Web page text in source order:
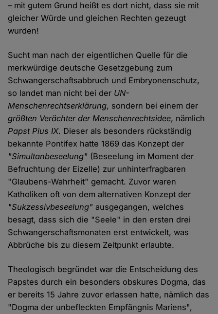
– mit gutem Grund heißt es dort nicht, dass sie mit
gleicher Würde und gleichen Rechten gezeugt
wurden!
Sucht man nach der eigentlichen Quelle für die
merkwürdige deutsche Gesetzgebung zum
Schwangerschaftsabbruch und Embryonenschutz,
so landet man nicht bei der UN-
Menschenrechtserklärung, sondern bei einem der
größten Verächter der Menschenrechtsidee, nämlich
Papst Pius IX. Dieser als besonders rückständig
bekannte Pontifex hatte 1869 das Konzept der
"Simultanbeseelung" (Beseelung im Moment der
Befruchtung der Eizelle) zur unhinterfragbaren
"Glaubens-Wahrheit" gemacht. Zuvor waren
Katholiken oft von dem alternativen Konzept der
"Sukzessivbeseelung" ausgegangen, welches
besagt, dass sich die "Seele" in den ersten drei
Schwangerschaftsmonaten erst entwickelt, was
Abbrüche bis zu diesem Zeitpunkt erlaubte.
Theologisch begründet war die Entscheidung des
Papstes durch ein besonders obskures Dogma, das
er bereits 15 Jahre zuvor erlassen hatte, nämlich das
"Dogma der unbefleckten Empfängnis Mariens",